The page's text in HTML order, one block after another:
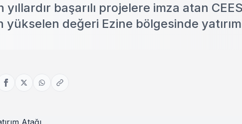
başarılı projelere imza atan
yükselen değeri Ezine bölgesinde yatırım